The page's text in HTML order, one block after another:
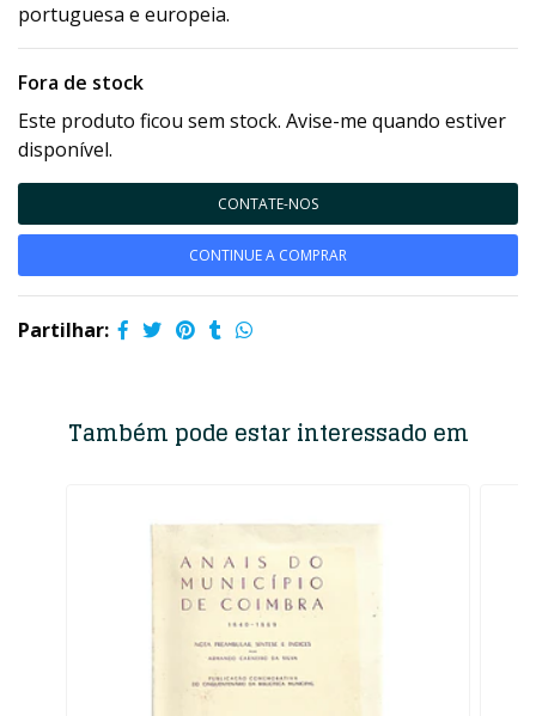
portuguesa e europeia.
Fora de stock
Este produto ficou sem stock. Avise-me quando estiver
disponível.
CONTATE-NOS
CONTINUE A COMPRAR
Partilhar:
Também pode estar interessado em